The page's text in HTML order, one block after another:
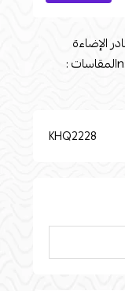
الإضاءة
الفوتوغرافية أو إعدادات شاشتك. تستخدم صور المنتج المرفقة في أغراض التوضيح فقط.nالمقاسات :
KHQ2228